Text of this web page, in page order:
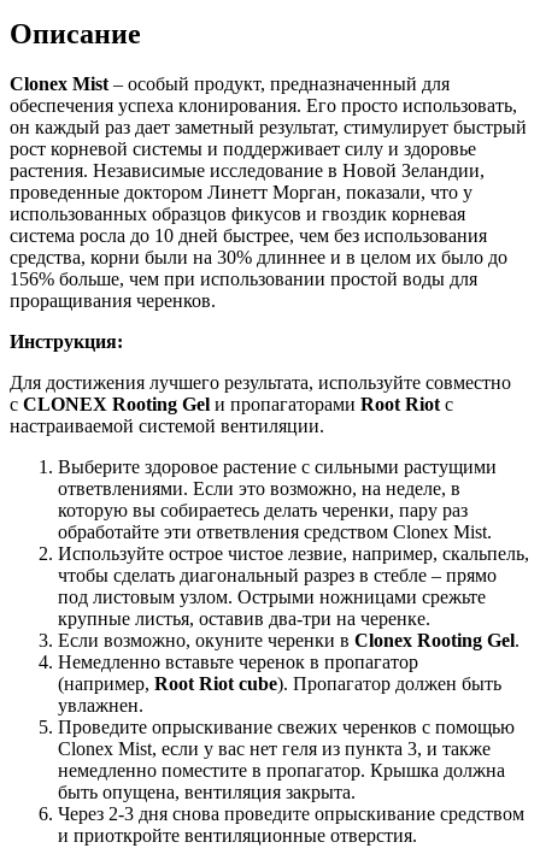
Описание
Clonex Mist– особый продукт, предназначенный для
обеспечения успеха клонирования. Его просто использовать,
он каждый раз дает заметный результат, стимулирует быстрый
рост корневой системы и поддерживает силу и здоровье
растения. Независимые исследование в Новой Зеландии,
проведенные доктором Линетт Морган, показали, что у
использованных образцов фикусов и гвоздик корневая
система росла до 10 дней быстрее, чем без использования
средства, корни были на 30% длиннее и в целом их было до
156% больше, чем при использовании простой воды для
проращивания черенков.
Инструкция:
Для достижения лучшего результата, используйте совместно
с CLONEX Rooting Gel и пропагаторами Root Riotс
настраиваемой системой вентиляции.
Выберите здоровое растение с сильными растущими
ответвлениями. Если это возможно, на неделе, в
которую вы собираетесь делать черенки, пару раз
обработайте эти ответвления средством Clonex Mist.
Используйте острое чистое лезвие, например, скальпель,
чтобы сделать диагональный разрез в стебле – прямо
под листовым узлом. Острыми ножницами срежьте
крупные листья, оставив два-три на черенке.
Если возможно, окуните черенки в Clonex Rooting Gel.
Немедленно вставьте черенок в пропагатор
(например, Root Riot cube). Пропагатор должен быть
увлажнен.
Проведите опрыскивание свежих черенков с помощью
Clonex Mist, если у вас нет геля из пункта 3, и также
немедленно поместите в пропагатор. Крышка должна
быть опущена, вентиляция закрыта.
Через 2-3 дня снова проведите опрыскивание средством
и приоткройте вентиляционные отверстия.